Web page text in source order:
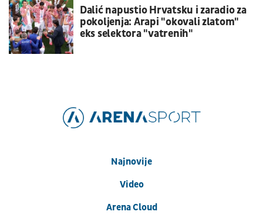
Dalić napustio Hrvatsku i zaradio za
pokoljenja: Arapi "okovali zlatom"
eks selektora "vatrenih"
Najnovije
Video
Arena Cloud